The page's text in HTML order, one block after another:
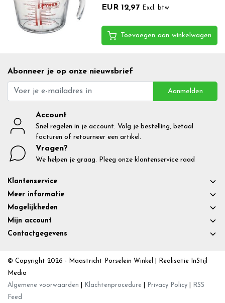
EUR 12,97
Excl. btw
Toevoegen aan winkelwagen
Abonneer je op onze nieuwsbrief
Aanmelden
Account
Snel regelen in je account. Volg je bestelling, betaal
facturen of retourneer een artikel.
Vragen?
We helpen je graag. Pleeg onze klantenservice raad
Klantenservice
Meer informatie
Mogelijkheden
Mijn account
Contactgegevens
© Copyright 2026 - Maastricht Porselein Winkel | Realisatie InStijl
Media
Algemene voorwaarden
Klachtenprocedure Privacy Policy
RSS
Feed